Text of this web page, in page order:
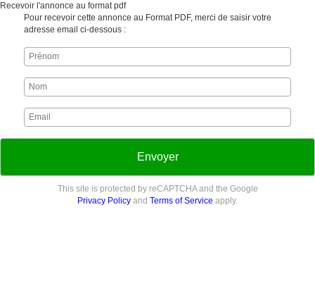
Recevoir l'annonce au format pdf
Pour recevoir cette annonce au Format PDF, merci de saisir votre
adresse email ci-dessous :
Envoyer
This site is protected by reCAPTCHA and the Google
Privacy Policy and Terms of Service apply.